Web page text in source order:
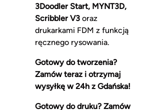
3Doodler Start, MYNT3D,
Scribbler V3oraz
drukarkami FDM z funkcją
ręcznego rysowania.
Gotowy do tworzenia?
Zamów teraz i otrzymaj
wysyłkę w 24h z Gdańska!
Gotowy do druku? Zamów